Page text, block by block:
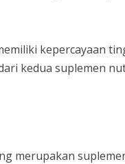
kepercayaan
kedua suplemen
merupakan